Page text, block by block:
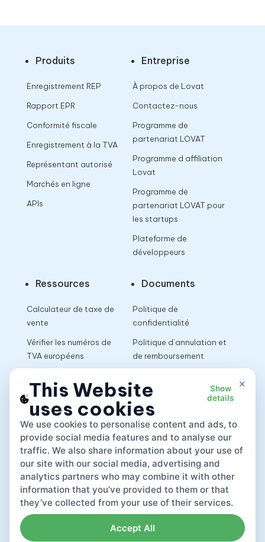
Produits
Enregistrement REP
Rapport EPR
Conformité fiscale
Enregistrement à la TVA
Représentant autorisé
Marchés en ligne
APIs
Entreprise
À propos de Lovat
Contactez-nous
Programme de
partenariat LOVAT
Programme d affiliation
Lovat
Programme de
partenariat LOVAT pour
les startups
Plateforme de
développeurs
Ressources
Calculateur de taxe de
vente
Vérifier les numéros de
TVA européens
Documents
Politique de
confidentialité
Politique d’annulation et
de remboursement
App
×
This Website
uses cookies
Show
details
We use cookies to personalise content and ads, to
provide social media features and to analyse our
traffic. We also share information about your use of
our site with our social media, advertising and
analytics partners who may combine it with other
information that you’ve provided to them or that
they’ve collected from your use of their services.
Accept All